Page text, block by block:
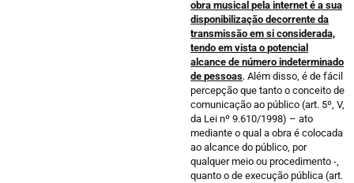
obra musical pela internet é a sua
disponibilização decorrente da
transmissão em si considerada,
tendo em vista o potencial
alcance de número indeterminado
de pessoas. Além disso, é de fácil
percepção que tanto o conceito de
comunicação ao público (art. 5º, V,
da Lei nº 9.610/1998) – ato
mediante o qual a obra é colocada
ao alcance do público, por
qualquer meio ou procedimento -,
quanto o de execução pública (art.